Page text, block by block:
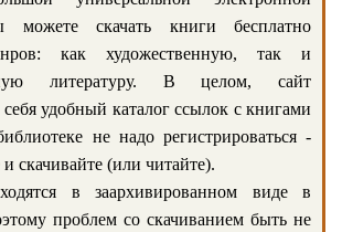
можете скачать книги бесплатно
как художественную, так и
литературу. В целом, сайт
себя удобный каталог ссылок с книгами
не надо регистрироваться -
и скачивайте (или читайте).
в заархивированном виде в
проблем со скачиванием быть не